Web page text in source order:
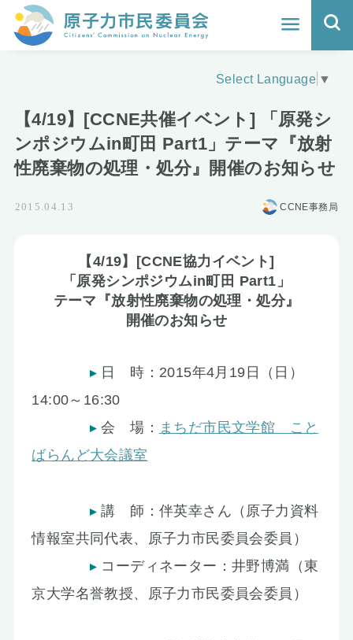
ホーム
地震と原発の安全性
核のごみの行方と課題
Q&A
原子力市民委員会について
活動報告
お知らせ
Select Language ▼
【4/19】[CCNE共催イベント] 「原発シ
ンポジウムin町田 Part1」テーマ『放射
性廃棄物の処理・処分』開催のお知らせ
2015.04.13 CCNE事務局
【4/19】[CCNE協力イベント]
「原発シンポジウムin町田 Part1」
テーマ『放射性廃棄物の処理・処分』
開催のお知らせ
日 時：2015年4月19日（日）
14:00～16:30
会 場： まちだ市民文学館 こと
ばらんど大会議室
講 師：伴英幸さん（原子力資料
情報室共同代表、原子力市民委員会委員）
コーディネーター：井野博満（東
京大学名誉教授、原子力市民委員会委員）